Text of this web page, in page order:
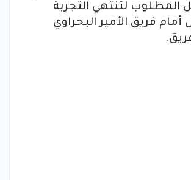
المطلوب لتنتهي التجربة
أمام فريق الأمير البحراوي